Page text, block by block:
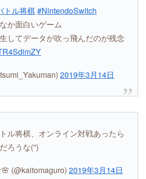
トル将棋#NintendoSwitch
か面白いゲーム
してデータが吹っ飛んだのが残念
2019年3月14日
ル将棋、オンライン対戦あったら
ろうな('')
(@kaitomaguro)2019年3月14日